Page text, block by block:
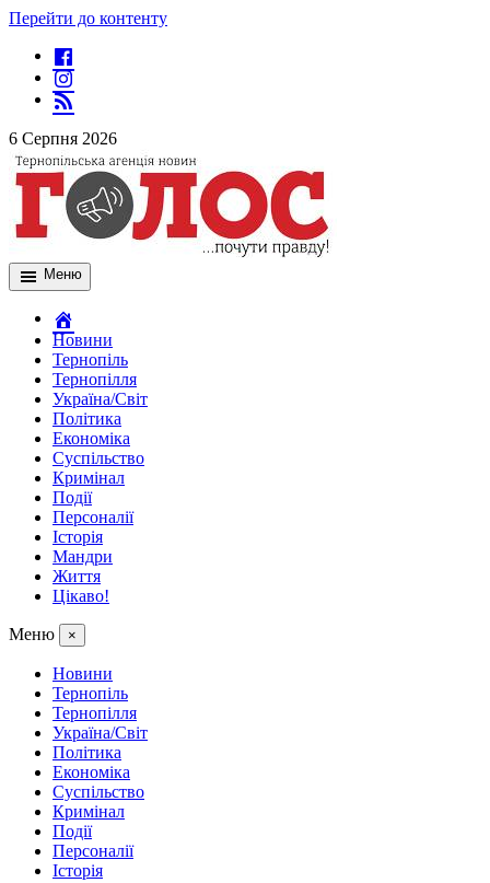
Перейти до контенту
6 Серпня 2026
Меню
Новини
Тернопіль
Тернопілля
Україна/Світ
Політика
Економіка
Суспільство
Кримінал
Події
Персоналії
Історія
Мандри
Життя
Цікаво!
Меню ×
Новини
Тернопіль
Тернопілля
Україна/Світ
Політика
Економіка
Суспільство
Кримінал
Події
Персоналії
Історія